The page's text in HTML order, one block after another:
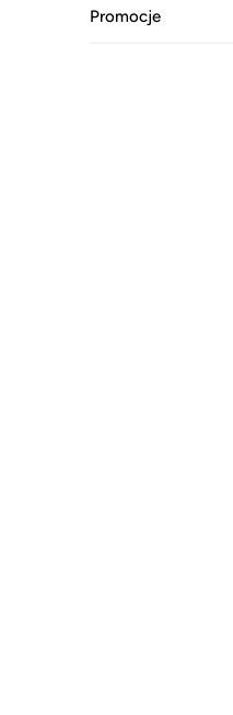
Promocje